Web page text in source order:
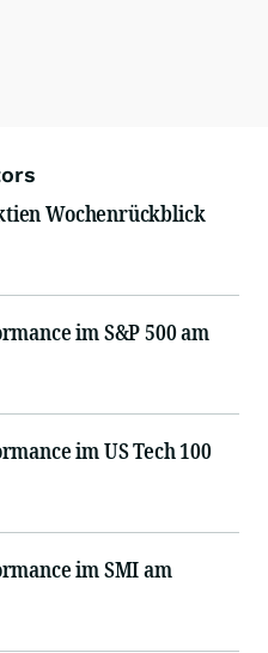
Wochenrückblick
im S&P 500 am
im US Tech 100
im SMI am